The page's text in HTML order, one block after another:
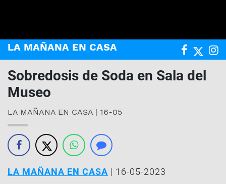
LA MAÑANA EN CASA
Sobredosis de Soda en Sala del
Museo
LA MAÑANA EN CASA | 16-05
LA MAÑANA EN CASA | 16-05-2023